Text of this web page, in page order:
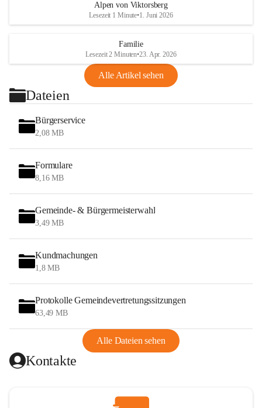
Alpen von Viktorsberg
Lesezeit 1 Minute•1. Juni 2026
Familie
Lesezeit 2 Minuten•23. Apr. 2026
Alle Artikel sehen
Dateien
Bürgerservice
2,08 MB
Formulare
8,16 MB
Gemeinde- & Bürgermeisterwahl
3,49 MB
Kundmachungen
1,8 MB
Protokolle Gemeindevertretungssitzungen
63,49 MB
Alle Dateien sehen
Kontakte